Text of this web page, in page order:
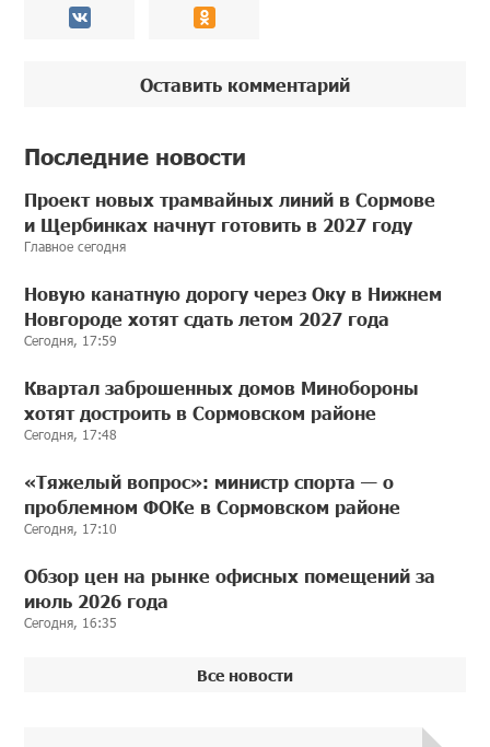
Оставить комментарий
Последние новости
Проект новых трамвайных линий в Сормове
и Щербинках начнут готовить в 2027 году
Главное сегодня
Новую канатную дорогу через Оку в Нижнем
Новгороде хотят сдать летом 2027 года
Сегодня, 17:59
Квартал заброшенных домов Минобороны
хотят достроить в Сормовском районе
Сегодня, 17:48
«Тяжелый вопрос»: министр спорта — о
проблемном ФОКе в Сормовском районе
Сегодня, 17:10
Обзор цен на рынке офисных помещений за
июль 2026 года
Сегодня, 16:35
Все новости